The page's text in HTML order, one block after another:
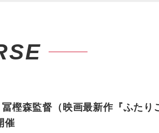
冨樫森監督（映画最新作『ふた
催